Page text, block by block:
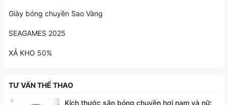
Giày bóng chuyền Sao Vàng
SEAGAMES 2025
XẢ KHO 50%
TƯ VẤN THỂ THAO
Kích thước sân bóng chuyền hơi nam và nữ: